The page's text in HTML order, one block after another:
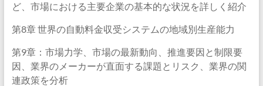
ど、市場における主要企業の基本的な状況を詳しく紹介
第8章 世界の自動料金収受システムの地域別生産能力
第9章：市場力学、市場の最新動向、推進要因と制限要
因、業界のメーカーが直面する課題とリスク、業界の関
連政策を分析